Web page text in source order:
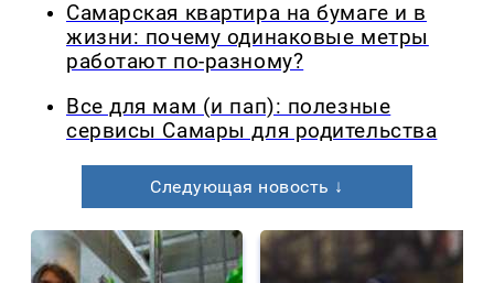
Самарская квартира на бумаге и в
жизни: почему одинаковые метры
работают по-разному?
Все для мам (и пап): полезные
сервисы Самары для родительства
Следующая новость ↓